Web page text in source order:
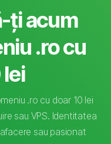
ți acum
.ro cu
lei
.ro cu doar 10 lei
sau VPS. Identitatea
sau pasionat